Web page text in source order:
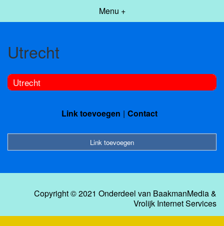
Menu +
Utrecht
Utrecht
Link toevoegen Contact
Link toevoegen
Copyright © 2021 Onderdeel van BaakmanMedia&
Vrolijk Internet Services